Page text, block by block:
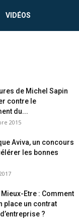
VIDÉOS
de Michel Sapin
contre le
du...
2015
Aviva, un concours
les bonnes
Etre : Comment
place un contrat
?